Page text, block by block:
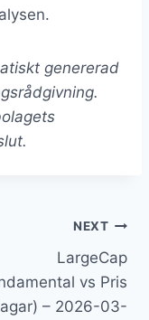
genererad
NEXT
LargeCap
vs Pris
– 2026-03-